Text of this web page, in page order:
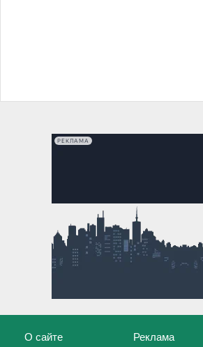
РЕКЛАМА
О сайте Реклама